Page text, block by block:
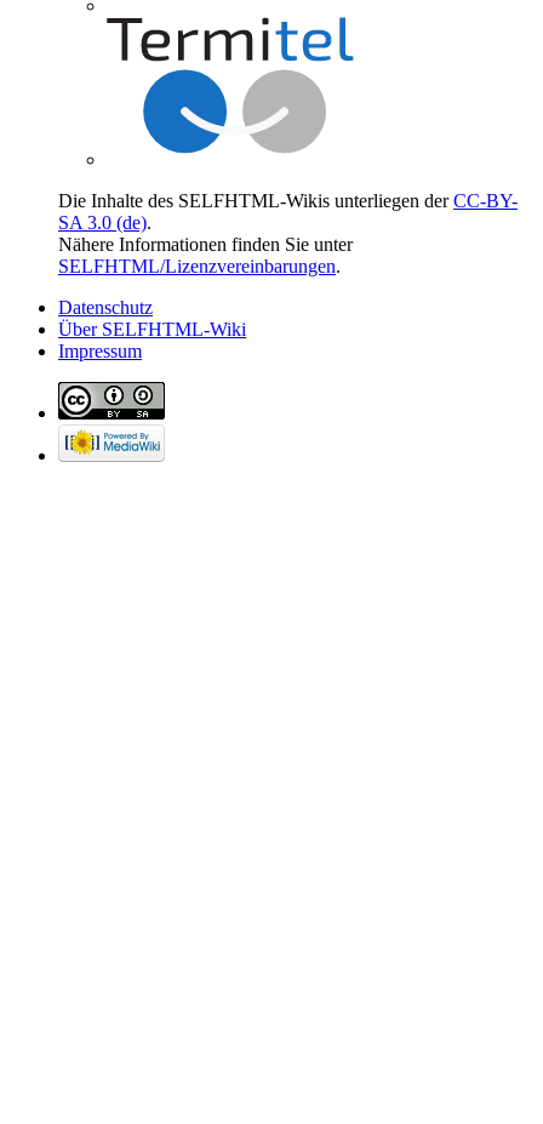
Die Inhalte des SELFHTML-Wikis unterliegen derCC-BY-
SA 3.0 (de).
Nähere Informationen finden Sie unter
SELFHTML/Lizenzvereinbarungen.
Datenschutz
Über SELFHTML-Wiki
Impressum